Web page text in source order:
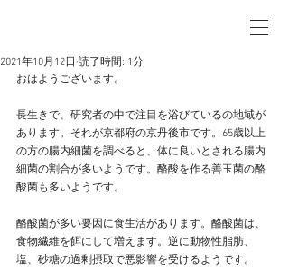
2021年10月12日 読了時間: 1分
おはようございます。
長生きで、研究者の中で注目を浴びているの地域が
あります。それが京都府の京丹後市です。65歳以上
の方の腸内細菌を調べると、体に良いとされる腸内
細菌の割合が多いようです。酪酸を作る善玉菌の酪
酸菌も多いようです。
酪酸菌が多い要因に食生活があります。酪酸菌は、
食物繊維を餌にして増えます。逆に動物性脂肪、
塩、砂糖の過剰摂取で悪影響を受けるようです。